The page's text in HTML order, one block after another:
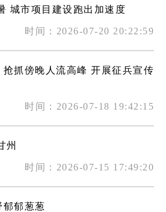
城市项目建设跑出加速度
时间：2026-07-20 20:22:59
抓傍晚人流高峰 开展征兵宣传
时间：2026-07-18 19:42:15
州
时间：2026-07-15 17:49:20
郁郁葱葱